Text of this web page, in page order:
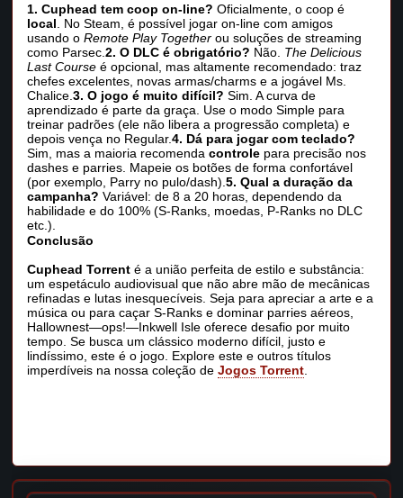
1. Cuphead tem coop on-line? Oficialmente, o coop é
local . No Steam, é possível jogar on-line com amigos
usando oRemote Play Together ou soluções de streaming
como Parsec.2. O DLC é obrigatório? Não. The Delicious
Last Course é opcional, mas altamente recomendado: traz
chefes excelentes, novas armas/charms e a jogável Ms.
Chalice.3. O jogo é muito difícil? Sim. A curva de
aprendizado é parte da graça. Use o modo Simple para
treinar padrões (ele não libera a progressão completa) e
depois vença no Regular.4. Dá para jogar com teclado?
Sim, mas a maioria recomendacontrole para precisão nos
dashes e parries. Mapeie os botões de forma confortável
(por exemplo, Parry no pulo/dash).5. Qual a duração da
campanha? Variável: de 8 a 20 horas, dependendo da
habilidade e do 100% (S‑Ranks, moedas, P‑Ranks no DLC
etc.).
Conclusão
Cuphead Torrent é a união perfeita de estilo e substância:
um espetáculo audiovisual que não abre mão de mecânicas
refinadas e lutas inesquecíveis. Seja para apreciar a arte e a
música ou para caçar S‑Ranks e dominar parries aéreos,
Hallownest—ops!—Inkwell Isle oferece desafio por muito
tempo. Se busca um clássico moderno difícil, justo e
lindíssimo, este é o jogo. Explore este e outros títulos
imperdíveis na nossa coleção deJogos Torrent